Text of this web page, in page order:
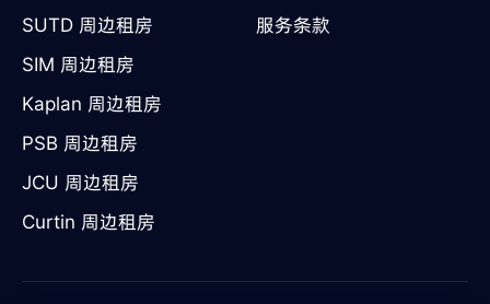
SUTD 周边租房
SIM 周边租房
Kaplan 周边租房
PSB 周边租房
JCU 周边租房
Curtin 周边租房
服务条款